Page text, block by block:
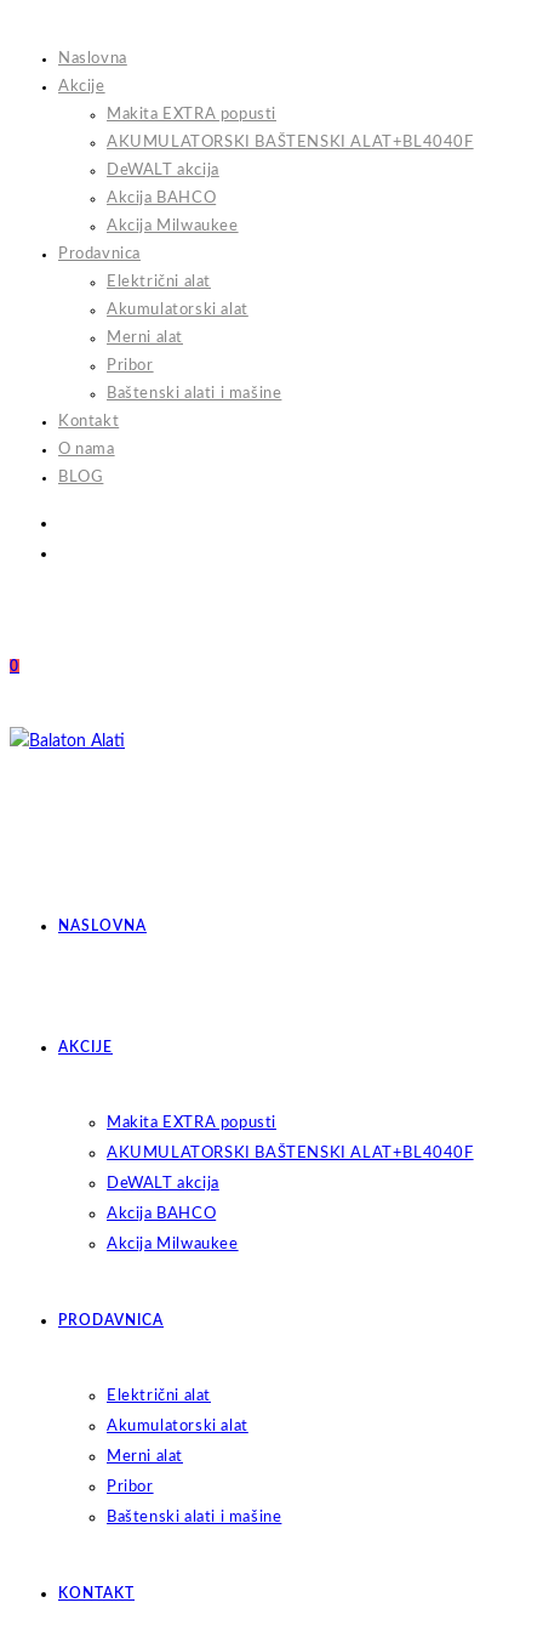
content
Naslovna
Akcije
Makita EXTRA popusti
AKUMULATORSKI BAŠTENSKI ALAT+BL4040F
DeWALT akcija
Akcija BAHCO
Akcija Milwaukee
Prodavnica
Električni alat
Akumulatorski alat
Merni alat
Pribor
Baštenski alati i mašine
Kontakt
O nama
BLOG
0
NASLOVNA
AKCIJE
Makita EXTRA popusti
AKUMULATORSKI BAŠTENSKI ALAT+BL4040F
DeWALT akcija
Akcija BAHCO
Akcija Milwaukee
PRODAVNICA
Električni alat
Akumulatorski alat
Merni alat
Pribor
Baštenski alati i mašine
KONTAKT